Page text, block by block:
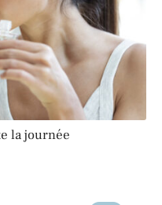
la journée